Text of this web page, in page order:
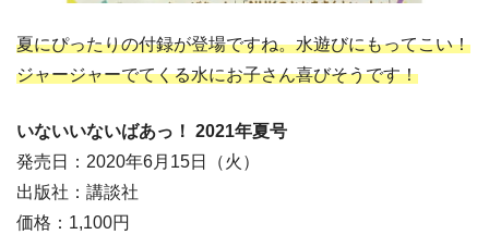
夏にぴったりの付録が登場ですね。水遊びにもってこい！
ジャージャーでてくる水にお子さん喜びそうです！
いないいないばあっ！ 2021年夏号
発売日：2020年6月15日（火）
出版社：講談社
価格：1,100円